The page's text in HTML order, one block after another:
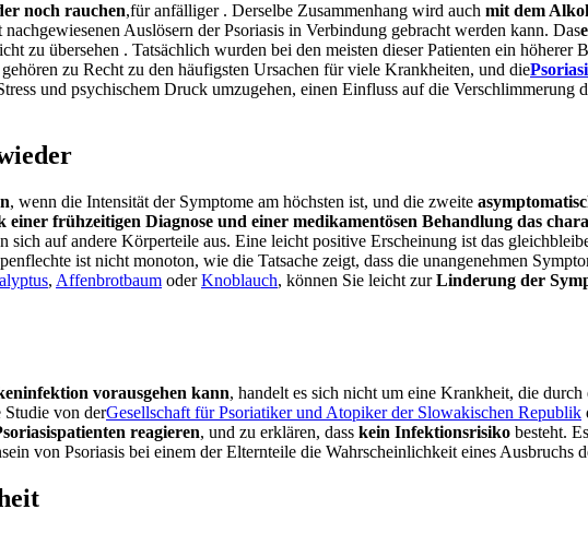
noch rauchen,für anfälliger . Derselbe Zusammenhang wird auch mit dem
Auslösern der Psoriasis in Verbindung gebracht werden kann. Das
zu übersehen . Tatsächlich wurden bei den meisten dieser Patienten ein
zu Recht zu den häufigsten Ursachen für viele Krankheiten, und die
und psychischem Druck umzugehen, einen Einfluss auf die Verschlimmerung
, wenn die Intensität der Symptome am höchsten ist, und die zweite
einer frühzeitigen Diagnose und einer medikamentösen Behandlung das
sich auf andere Körperteile aus. Eine leicht positive Erscheinung ist das
ist nicht monoton, wie die Tatsache zeigt, dass die unangenehmen
, Affenbrotbaum oderKnoblauch, können Sie leicht zurLinderung der
vorausgehen kann, handelt es sich nicht um eine Krankheit, die
Studie von derGesellschaft für Psoriatiker und Atopiker der Slowakischen Republik
reagieren, und zu erklären, dass kein Infektionsrisiko besteht.
von Psoriasis bei einem der Elternteile die Wahrscheinlichkeit eines Ausbruchs